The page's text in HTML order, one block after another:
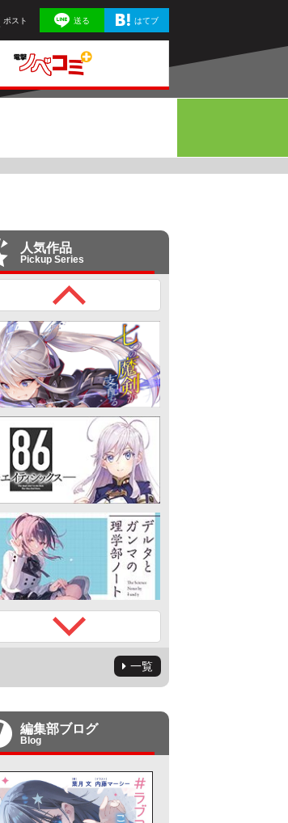
ポスト 送る はてブ
人気作品
Pickup Series
一覧
編集部ブログ
Blog